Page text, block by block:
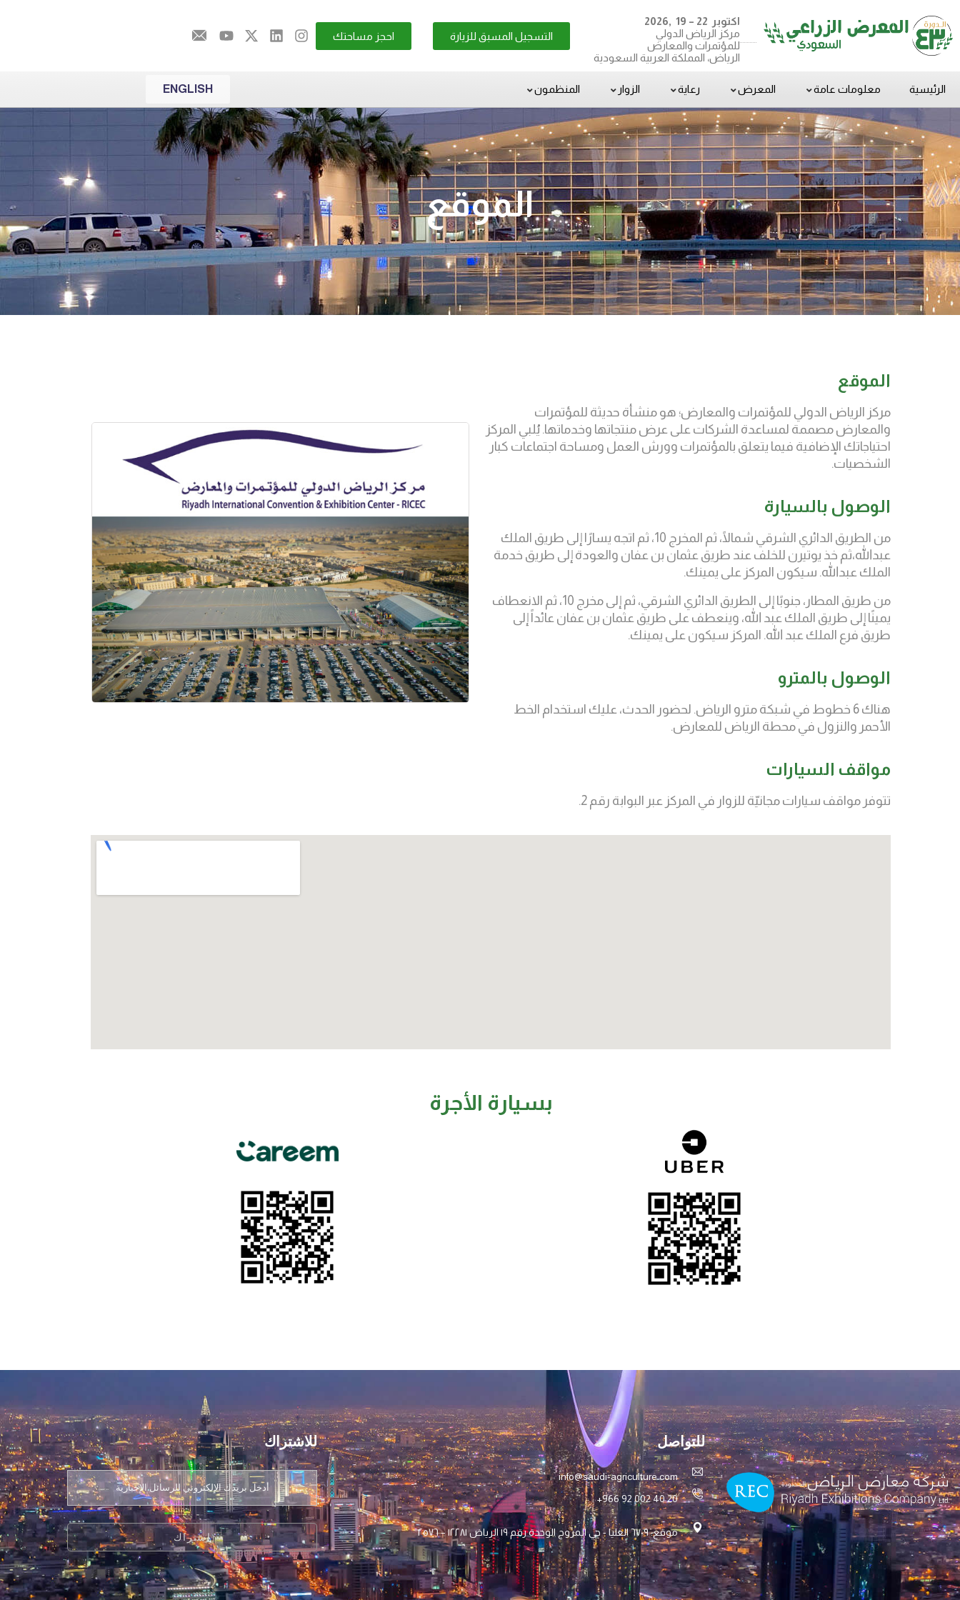
اكتوبر 22 – 19 ,2026
مركز الرياض الدولي
للمؤتمرات والمعارض
الرياض، المملكة العربية السعودية
التسجيل المسبق للزيارة احجز مساحتك
الرئيسية معلومات عامة المعرض رعاية الزوار المنظمون ENGLISH
الموقع
الموقع
مركز الرياض الدولي للمؤتمرات والمعارض؛ هو منشأة حديثة للمؤتمرات
والمعارض مصممة لمساعدة الشركات على عرض منتجاتها وخدماتها. يُلبي المركز
احتياجاتك الإضافية فيما يتعلق بالمؤتمرات وورش العمل ومساحة اجتماعات كبار
الشخصيات.
الوصول بالسيارة
من الطريق الدائري الشرقي شمالًا، ثم المخرج 10، ثم اتجه يسارًا إلى طريق الملك
عبدالله،ثم خذ يوتيرن للخلف عند طريق عثمان بن عفان والعودة إلى طريق خدمة
الملك عبدالله. سيكون المركز على يمينك.
من طريق المطار، جنوبًا إلى الطريق الدائري الشرقي، ثم إلى مخرج 10، ثم الانعطاف
يمينًا إلى طريق الملك عبد الله، وينعطف على طريق عثمان بن عفان عائداً إلى
طريق فرع الملك عبد الله. المركز سيكون على يمينك.
الوصول بالمترو
هناك 6 خطوط في شبكة مترو الرياض. لحضور الحدث، عليك استخدام الخط
الأحمر والنزول في محطة الرياض للمعارض.
مواقف السيارات
تتوفر مواقف سيارات مجانيّة للزوار في المركز عبر البوابة رقم 2.
بسيارة الأجرة
للتواصل
info@saudi-agriculture.com
+966 92 002 40 20
موقع: ٦۷۰۹ العليا - حي المروج الوحدة رقم ۱۹ الرياض ۱۲۲۸۱ – ۲٥۷٦
للاشتراك